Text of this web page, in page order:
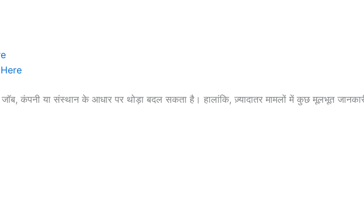
कंपनी या संस्थान के आधार पर थोड़ा बदल सकता है। हालांकि, ज़्यादातर मामलों में कुछ मूलभूत जानकारी